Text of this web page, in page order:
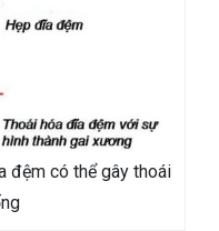
đệm có thể gây thoái